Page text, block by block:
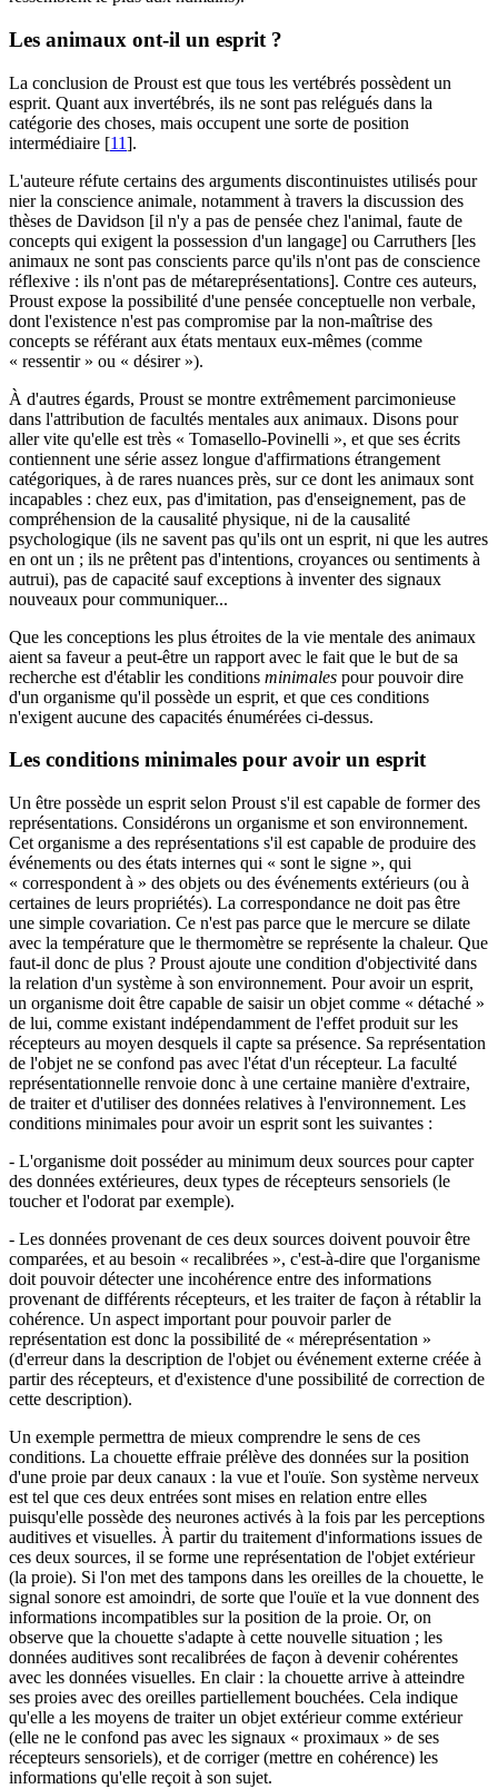
Les animaux ont-il un esprit ?
La conclusion de Proust est que tous les vertébrés possèdent un
esprit. Quant aux invertébrés, ils ne sont pas relégués dans la
catégorie des choses, mais occupent une sorte de position
intermédiaire [11].
L'auteure réfute certains des arguments discontinuistes utilisés pour
nier la conscience animale, notamment à travers la discussion des
thèses de Davidson [il n'y a pas de pensée chez l'animal, faute de
concepts qui exigent la possession d'un langage] ou Carruthers [les
animaux ne sont pas conscients parce qu'ils n'ont pas de conscience
réflexive : ils n'ont pas de métareprésentations]. Contre ces auteurs,
Proust expose la possibilité d'une pensée conceptuelle non verbale,
dont l'existence n'est pas compromise par la non-maîtrise des
concepts se référant aux états mentaux eux-mêmes (comme
« ressentir » ou « désirer »).
À d'autres égards, Proust se montre extrêmement parcimonieuse
dans l'attribution de facultés mentales aux animaux. Disons pour
aller vite qu'elle est très « Tomasello-Povinelli », et que ses écrits
contiennent une série assez longue d'affirmations étrangement
catégoriques, à de rares nuances près, sur ce dont les animaux sont
incapables : chez eux, pas d'imitation, pas d'enseignement, pas de
compréhension de la causalité physique, ni de la causalité
psychologique (ils ne savent pas qu'ils ont un esprit, ni que les autres
en ont un ; ils ne prêtent pas d'intentions, croyances ou sentiments à
autrui), pas de capacité sauf exceptions à inventer des signaux
nouveaux pour communiquer...
Que les conceptions les plus étroites de la vie mentale des animaux
aient sa faveur a peut-être un rapport avec le fait que le but de sa
recherche est d'établir les conditions minimales pour pouvoir dire
d'un organisme qu'il possède un esprit, et que ces conditions
n'exigent aucune des capacités énumérées ci-dessus.
Les conditions minimales pour avoir un esprit
Un être possède un esprit selon Proust s'il est capable de former des
représentations. Considérons un organisme et son environnement.
Cet organisme a des représentations s'il est capable de produire des
événements ou des états internes qui « sont le signe », qui
« correspondent à » des objets ou des événements extérieurs (ou à
certaines de leurs propriétés). La correspondance ne doit pas être
une simple covariation. Ce n'est pas parce que le mercure se dilate
avec la température que le thermomètre se représente la chaleur. Que
faut-il donc de plus ? Proust ajoute une condition d'objectivité dans
la relation d'un système à son environnement. Pour avoir un esprit,
un organisme doit être capable de saisir un objet comme « détaché »
de lui, comme existant indépendamment de l'effet produit sur les
récepteurs au moyen desquels il capte sa présence. Sa représentation
de l'objet ne se confond pas avec l'état d'un récepteur. La faculté
représentationnelle renvoie donc à une certaine manière d'extraire,
de traiter et d'utiliser des données relatives à l'environnement. Les
conditions minimales pour avoir un esprit sont les suivantes :
- L'organisme doit posséder au minimum deux sources pour capter
des données extérieures, deux types de récepteurs sensoriels (le
toucher et l'odorat par exemple).
- Les données provenant de ces deux sources doivent pouvoir être
comparées, et au besoin « recalibrées », c'est-à-dire que l'organisme
doit pouvoir détecter une incohérence entre des informations
provenant de différents récepteurs, et les traiter de façon à rétablir la
cohérence. Un aspect important pour pouvoir parler de
représentation est donc la possibilité de « méreprésentation »
(d'erreur dans la description de l'objet ou événement externe créée à
partir des récepteurs, et d'existence d'une possibilité de correction de
cette description).
Un exemple permettra de mieux comprendre le sens de ces
conditions. La chouette effraie prélève des données sur la position
d'une proie par deux canaux : la vue et l'ouïe. Son système nerveux
est tel que ces deux entrées sont mises en relation entre elles
puisqu'elle possède des neurones activés à la fois par les perceptions
auditives et visuelles. À partir du traitement d'informations issues de
ces deux sources, il se forme une représentation de l'objet extérieur
(la proie). Si l'on met des tampons dans les oreilles de la chouette, le
signal sonore est amoindri, de sorte que l'ouïe et la vue donnent des
informations incompatibles sur la position de la proie. Or, on
observe que la chouette s'adapte à cette nouvelle situation ; les
données auditives sont recalibrées de façon à devenir cohérentes
avec les données visuelles. En clair : la chouette arrive à atteindre
ses proies avec des oreilles partiellement bouchées. Cela indique
qu'elle a les moyens de traiter un objet extérieur comme extérieur
(elle ne le confond pas avec les signaux « proximaux » de ses
récepteurs sensoriels), et de corriger (mettre en cohérence) les
informations qu'elle reçoit à son sujet.